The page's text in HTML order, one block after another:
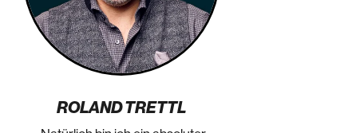
ROLAND TRETTL